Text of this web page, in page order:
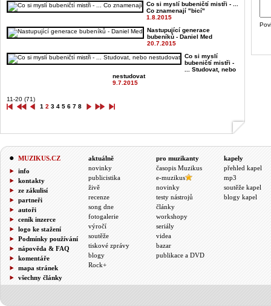
Co si myslí bubeničtí mistři - ...
Co znamenají "bicí"
1.8.2015
Nastupující generace
bubeníků - Daniel Med
20.7.2015
Co si myslí
bubeničtí mistři -
... Studovat, nebo
nestudovat
9.7.2015
11-20 (71)
1 2 3 4 5 6 7 8
MUZIKUS.CZ
info
kontakty
ze zákulisí
partneři
autoři
ceník inzerce
logo ke stažení
Podmínky používání
nápověda & FAQ
komentáře
mapa stránek
všechny články
aktuálně
novinky
publicistika
živě
recenze
song dne
fotogalerie
výročí
soutěže
tiskové zprávy
blogy
Rock+
pro muzikanty
časopis Muzikus
e-muzikus
novinky
testy nástrojů
články
workshopy
seriály
videa
bazar
publikace a DVD
kapely
přehled kapel
mp3
soutěže kapel
blogy kapel